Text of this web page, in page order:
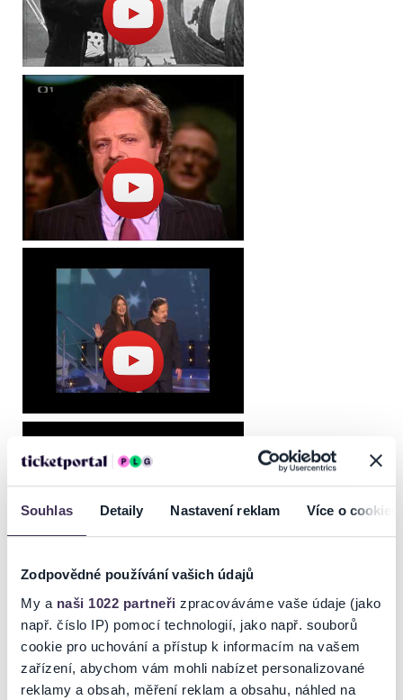
Souhlas Detaily Nastavení reklam Více o cookies
Zodpovědné používání vašich údajů
My a naši 1022 partneři zpracováváme vaše údaje (jako
např. číslo IP) pomocí technologií, jako např. souborů
cookie pro uchování a přístup k informacím na vašem
zařízení, abychom vám mohli nabízet personalizované
reklamy a obsah, měření reklam a obsahu, náhled na